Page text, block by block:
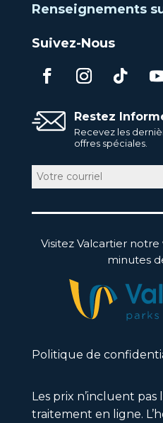
Renseignements
Suivez-Nous
Restez
Recevez les
offres spéciales.
Courriel
(Nécessaire)
Visitez Valcartier
minutes
Politique de
Les prix n’incluent pas
traitement en ligne.